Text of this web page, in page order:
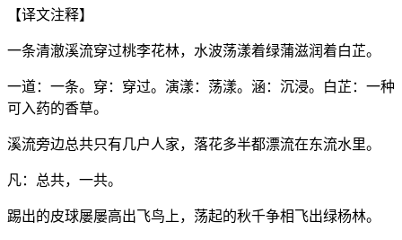
【译文注释】
一条清澈溪流穿过桃李花林，水波荡漾着绿蒲滋润着白芷。
一道：一条。穿：穿过。演漾：荡漾。涵：沉浸。白芷：一种
可入药的香草。
溪流旁边总共只有几户人家，落花多半都漂流在东流水里。
凡：总共，一共。
踢出的皮球屡屡高出飞鸟上，荡起的秋千争相飞出绿杨林。